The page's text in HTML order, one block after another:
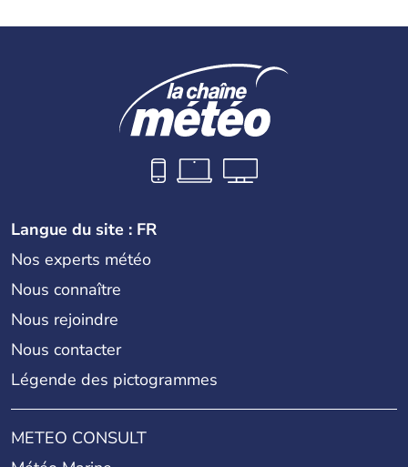
Langue du site : FR
Nos experts météo
Nous connaître
Nous rejoindre
Nous contacter
Légende des pictogrammes
METEO CONSULT